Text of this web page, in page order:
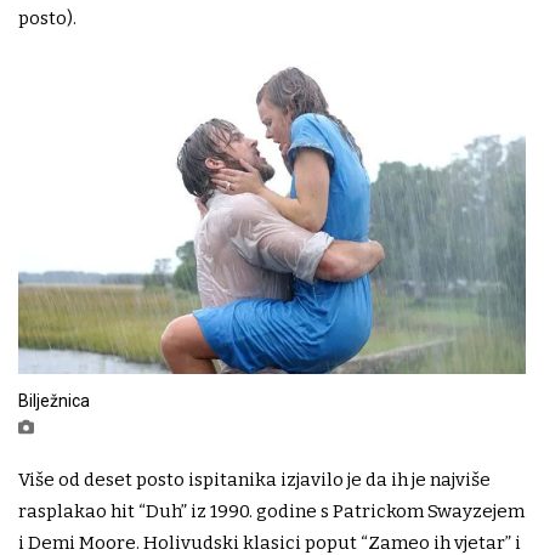
posto).
Bilježnica
Više od deset posto ispitanika izjavilo je da ih je najviše
rasplakao hit “Duh” iz 1990. godine s Patrickom Swayzejem
i Demi Moore. Holivudski klasici poput “Zameo ih vjetar” i